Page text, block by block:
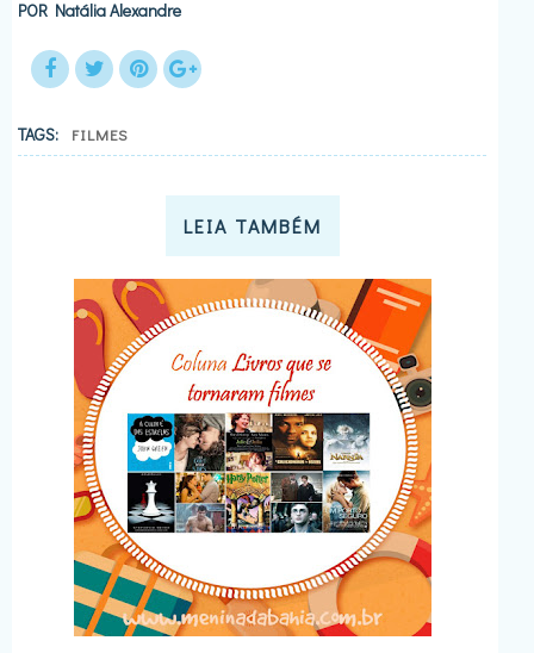
POR Natália Alexandre
TAGS: FILMES
LEIA TAMBÉM